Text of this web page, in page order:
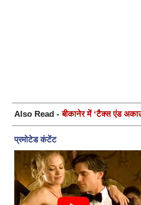
Also Read -बीकानेर में ‘टैक्स एंड